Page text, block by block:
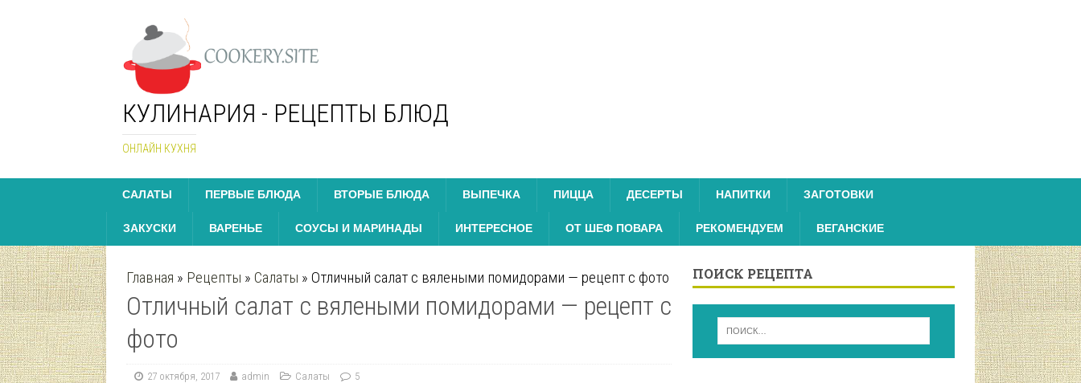
КУЛИНАРИЯ - РЕЦЕПТЫ БЛЮД
ОНЛАЙН КУХНЯ
САЛАТЫ ПЕРВЫЕ БЛЮДА ВТОРЫЕ БЛЮДА ВЫПЕЧКА ПИЦЦА ДЕСЕРТЫ НАПИТКИ ЗАГОТОВКИ
ЗАКУСКИ ВАРЕНЬЕ СОУСЫ И МАРИНАДЫ ИНТЕРЕСНОЕ ОТ ШЕФ ПОВАРА РЕКОМЕНДУЕМ ВЕГАНСКИЕ
Главная » Рецепты » Салаты » Отличный салат с вялеными помидорами — рецепт с фото
Отличный салат с вялеными помидорами — рецепт с
фото
27 октября, 2017 admin Салаты 5
ПОИСК РЕЦЕПТА